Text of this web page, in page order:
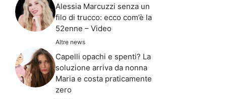
Alessia Marcuzzi senza un
filo di trucco: ecco com’è la
52enne – Video
Altre news
Capelli opachi e spenti? La
soluzione arriva da nonna
Maria e costa praticamente
zero